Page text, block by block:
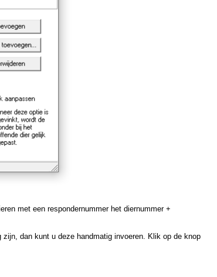
met een respondernummer het diernummer +
dan kunt u deze handmatig invoeren. Klik op de knop